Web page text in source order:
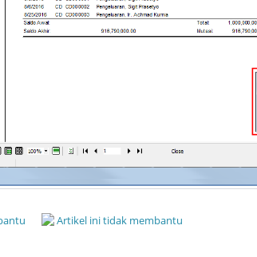
Artikel ini tidak membantu